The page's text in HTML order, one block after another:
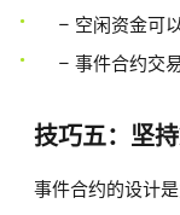
– 空闲资金可
– 事件合约交
技巧五：坚
事件合约的设计